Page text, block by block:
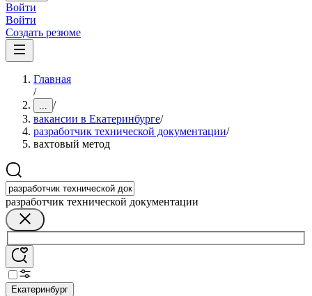
Войти
Войти
Создать резюме
Главная
/
... /
вакансии в Екатеринбурге/
разработчик технической документации/
вахтовый метод
разработчик технической документации
Екатеринбург